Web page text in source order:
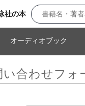
社の本
オーディオブック
合わせフォ